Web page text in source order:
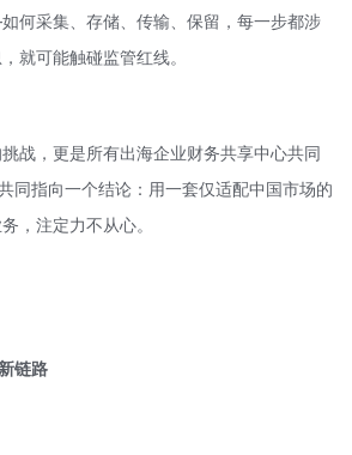
何采集、存储、传输、保留，每一步都涉
就可能触碰监管红线。
战，更是所有出海企业财务共享中心共同
同指向一个结论：用一套仅适配中国市场的
，注定力不从心。
链路